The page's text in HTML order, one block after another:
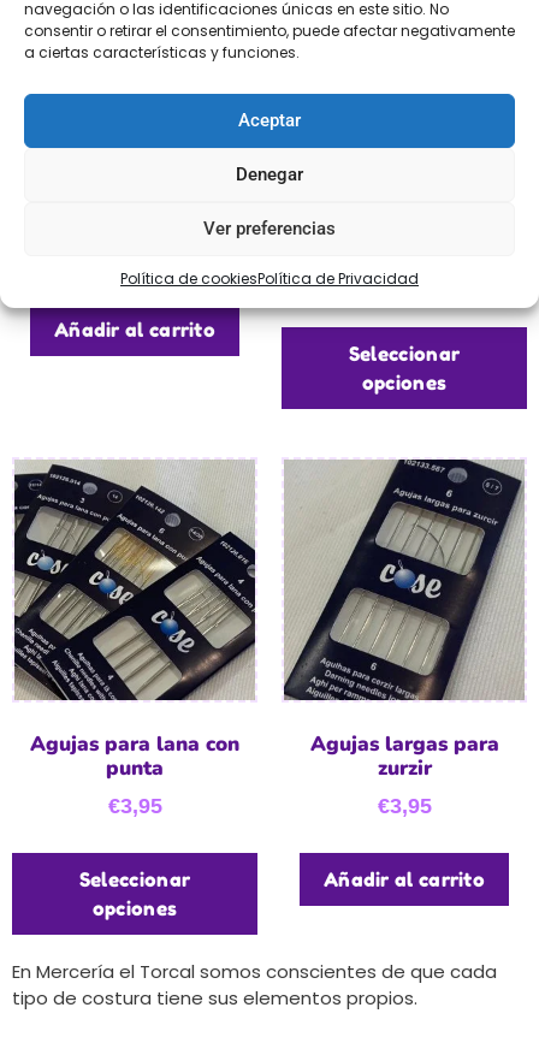
navegación o las identificaciones únicas en este sitio. No
consentir o retirar el consentimiento, puede afectar negativamente
a ciertas características y funciones.
Aceptar
Denegar
Ver preferencias
Política de cookiesPolítica de Privacidad
Agujas de embalar
Añadir al carrito
Agujas tapiceria sin
€2,95 - €
Seleccionar
opciones
Agujas para lana con
punta
€3,95
Seleccionar
opciones
Agujas largas para
zurzir
€3,95
Añadir al carrito
En Mercería el Torcal somos conscientes de que cada
tipo de costura tiene sus elementos propios.